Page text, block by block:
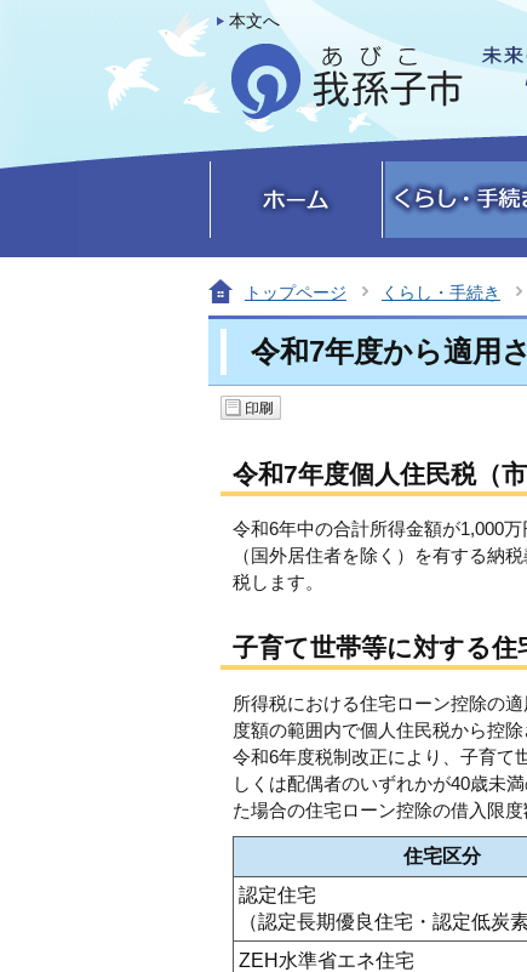
本文へ
トップページ くらし・手続き
令和7年度から適用
令和7年度個人住民税（
令和6年中の合計所得金額が1,000
（国外居住者を除く）を有する納
税します。
子育て世帯等に対する
所得税における住宅ローン控除の
度額の範囲内で個人住民税から控除
令和6年度税制改正により、子育て
しくは配偶者のいずれかが40歳未
た場合の住宅ローン控除の借入限
住宅区分
認定住宅
（認定長期優良住宅・認定低炭素
ZEH水準省エネ住宅